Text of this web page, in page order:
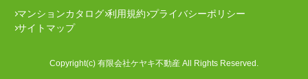
マンションカタログ 利用規約 プライバシーポリシー
サイトマップ
Copyright(c) 有限会社ケヤキ不動産 All Rights Reserved.